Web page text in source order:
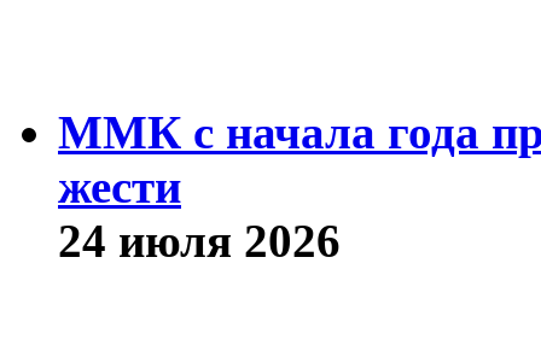
ММК с начала года
жести
24 июля 2026